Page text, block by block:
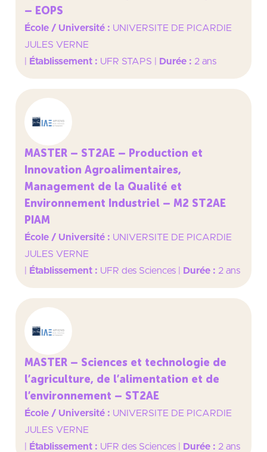
– EOPS
École / Université : UNIVERSITE DE PICARDIE
JULES VERNE
Établissement : UFR STAPS Durée : 2 ans
MASTER – ST2AE – Production et
Innovation Agroalimentaires,
Management de la Qualité et
Environnement Industriel – M2 ST2AE
PIAM
École / Université : UNIVERSITE DE PICARDIE
JULES VERNE
Établissement : UFR des Sciences Durée : 2 ans
MASTER – Sciences et technologie de
l’agriculture, de l’alimentation et de
l’environnement – ST2AE
École / Université : UNIVERSITE DE PICARDIE
JULES VERNE
Établissement : UFR des Sciences Durée : 2 ans